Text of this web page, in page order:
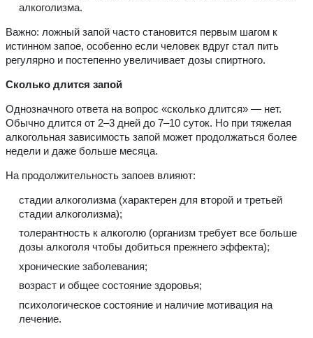
алкоголизма.
Важно: ложный запой часто становится первым шагом к
истинном запое, особенно если человек вдруг стал пить
регулярно и постепенно увеличивает дозы спиртного.
Сколько длится запой
Однозначного ответа на вопрос «сколько длится» — нет.
Обычно длится от 2–3 дней до 7–10 суток. Но при тяжелая
алкогольная зависимость запой может продолжаться более
недели и даже больше месяца.
На продолжительность запоев влияют:
стадии алкоголизма (характерен для второй и третьей
стадии алкоголизма);
толерантность к алкоголю (организм требует все больше
дозы алкоголя чтобы добиться прежнего эффекта);
хронические заболевания;
возраст и общее состояние здоровья;
психологическое состояние и наличие мотивация на
лечение.